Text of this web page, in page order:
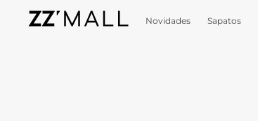
Novidades Sapatos